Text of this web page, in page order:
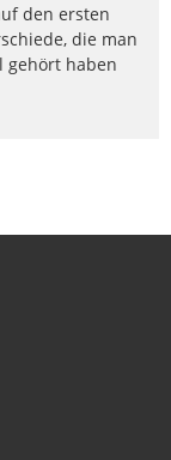
den ersten
die man
gehört haben